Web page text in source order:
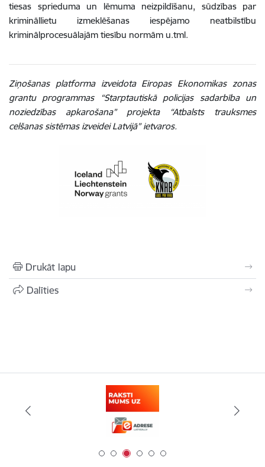
tiesas sprieduma un lēmuma neizpildīšanu, sūdzības par
krimināllietu izmeklēšanas iespējamo neatbilstību
kriminālprocesuālajām tiesību normām u.tml.
Ziņošanas platforma izveidotaEiropas Ekonomikas zonas
grantu programmas
“Starptautiskā policijas sadarbība un
noziedzības apkarošana”projekta “Atbalsts trauksmes
celšanas sistēmas izveidei Latvijā” ietvaros.
Drukāt lapu
Dalīties